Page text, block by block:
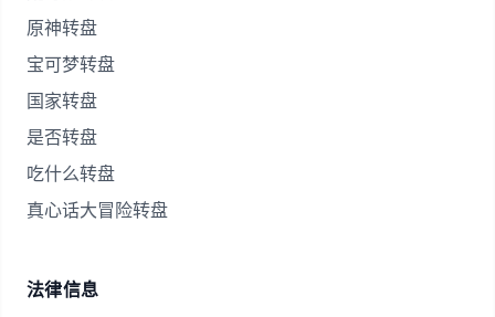
原神转盘
宝可梦转盘
国家转盘
是否转盘
吃什么转盘
真心话大冒险转盘
法律信息